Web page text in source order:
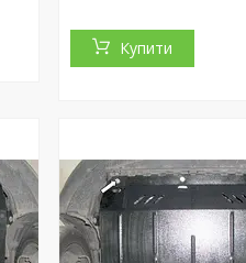
Купити